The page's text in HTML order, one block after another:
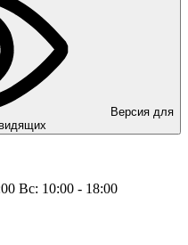
Версия для
Вс: 10:00 - 18:00